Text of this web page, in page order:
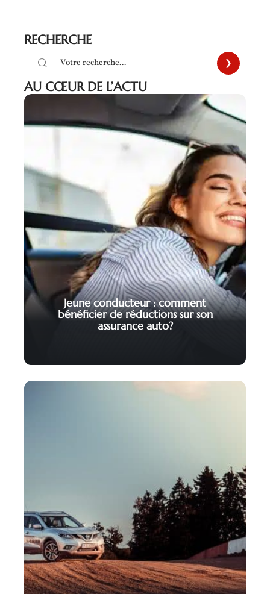
RECHERCHE
AU CŒUR DE L’ACTU
Jeune conducteur : comment
bénéficier de réductions sur son
assurance auto?